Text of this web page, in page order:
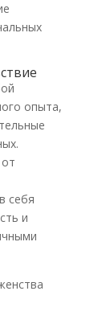
опыта,
себя
и